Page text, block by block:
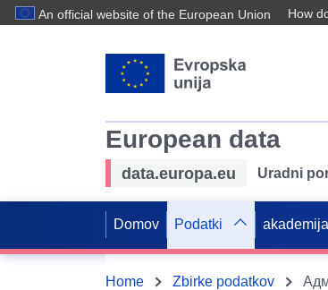
An official website of the European Union How
European data
data.europa.eu Uradni
Domov Podatki
Home Zbirke podatkov